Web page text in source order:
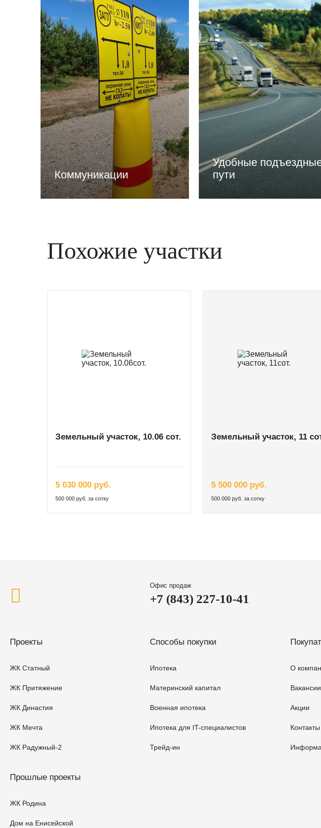
Коммуникации
Удобные
пути
Похожие участки
Земельный участок, 10.06 сот.
5 030 000 руб.
500 000 руб. за сотку
Земельный участок, 11
5 500 000 руб.
500 000 руб. за сотку
Офис продаж
+7 (843) 227-10-41
Проекты
ЖК Статный
ЖК Притяжение
ЖК Династия
ЖК Мечта
ЖК Радужный-2
Прошлые проекты
ЖК Родина
Дом на Енисейской
Способы покупки
Ипотека
Материнский капитал
Военная ипотека
Ипотека для IT-специалистов
Трейд-ин
О
Вакансии
Акции
Контакты